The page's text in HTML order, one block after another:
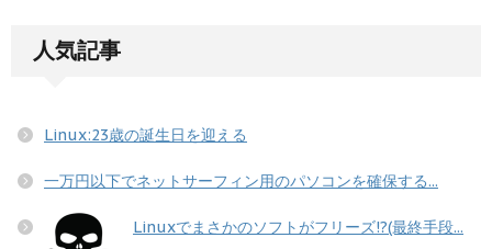
人気記事
Linux:23歳の誕生日を迎える
一万円以下でネットサーフィン用のパソコンを確保する...
Linuxでまさかのソフトがフリーズ!?(最終手段...